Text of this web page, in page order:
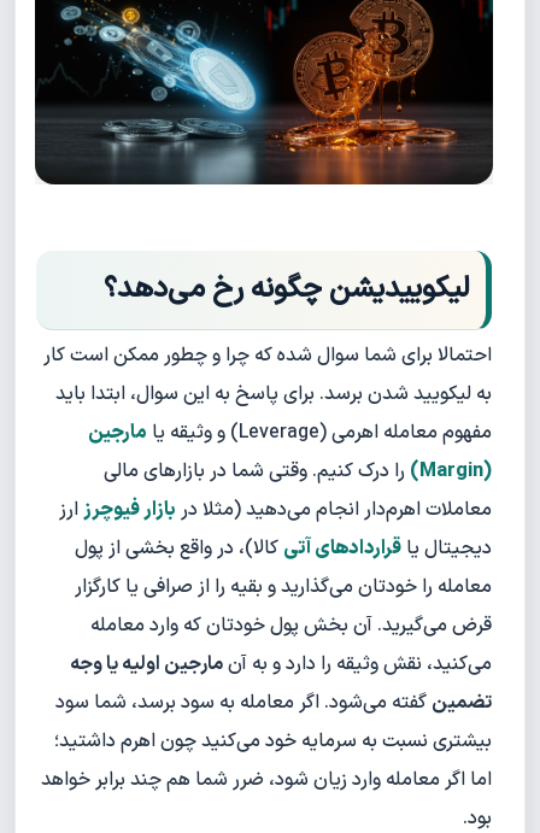
لیکوییدیشن چگونه رخ می‌دهد؟
احتمالا برای شما سوال شده که چرا و چطور ممکن است کار
به لیکویید شدن برسد. برای پاسخ به این سوال، ابتدا باید
مفهوم معامله اهرمی (Leverage) و وثیقه یا
مارجین
(Margin)
را درک کنیم. وقتی شما در بازارهای مالی
معاملات اهرم‌دار انجام می‌دهید (مثلا در بازار فیوچرزارز
دیجیتال یا قراردادهای آتی کالا)، در واقع بخشی از پول
معامله را خودتان می‌گذارید و بقیه را از صرافی یا کارگزار
قرض می‌گیرید. آن بخش پول خودتان که وارد معامله
می‌کنید، نقش وثیقه را دارد و به آنمارجین اولیه یا وجه
تضمین گفته می‌شود. اگر معامله به سود برسد، شما سود
بیشتری نسبت به سرمایه خود می‌کنید چون اهرم داشتید؛
اما اگر معامله وارد زیان شود، ضرر شما هم چند برابر خواهد
بود.